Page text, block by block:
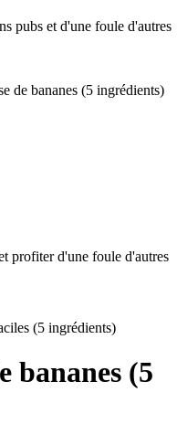
pubs et d'une foule d'autres
de bananes (5 ingrédients)
profiter d'une foule d'autres
bananes (5